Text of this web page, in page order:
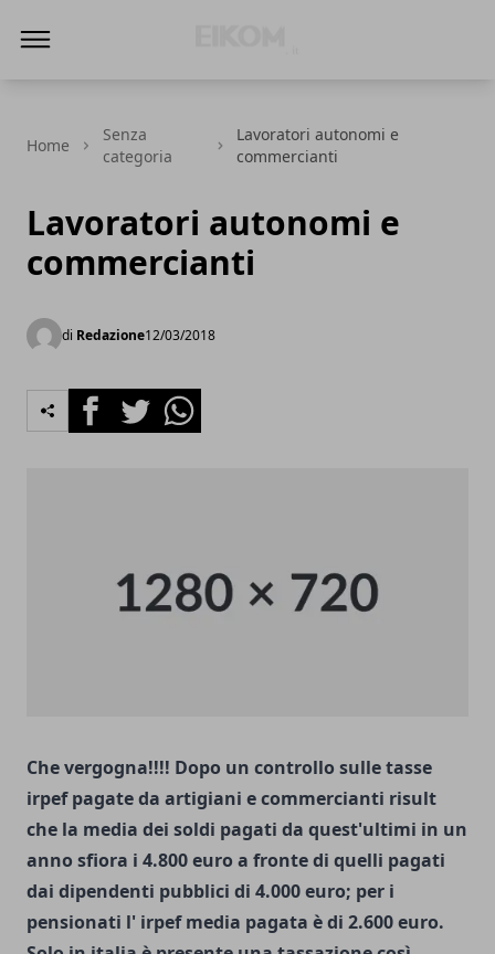
Home
Senza
categoria
Lavoratori autonomi e
commercianti
Lavoratori autonomi e
commercianti
di Redazione12/03/2018
FacebookTwitterWhatsapp
Che vergogna!!!! Dopo un controllo sulle tasse
irpef pagate da artigiani e commercianti risult
che la media dei soldi pagati da quest'ultimi in un
anno sfiora i 4.800 euro a fronte di quelli pagati
dai dipendenti pubblici di 4.000 euro; per i
pensionati l' irpef media pagata è di 2.600 euro.